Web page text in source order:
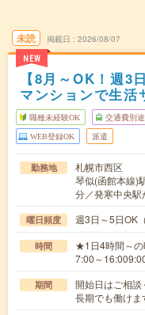
未読
NEW
掲載日 2026/08/07
【8月～OK！週3
マンションで生活
職種未経験OK 交通費別
WEB登録OK 派遣
勤務地
札幌市西区
琴似(函館本線)
分／発寒中央駅
曜日頻度 週3日～5日
時間
★1日4時間～の
7:00～
期間
開始日はご相
長期でも働けま